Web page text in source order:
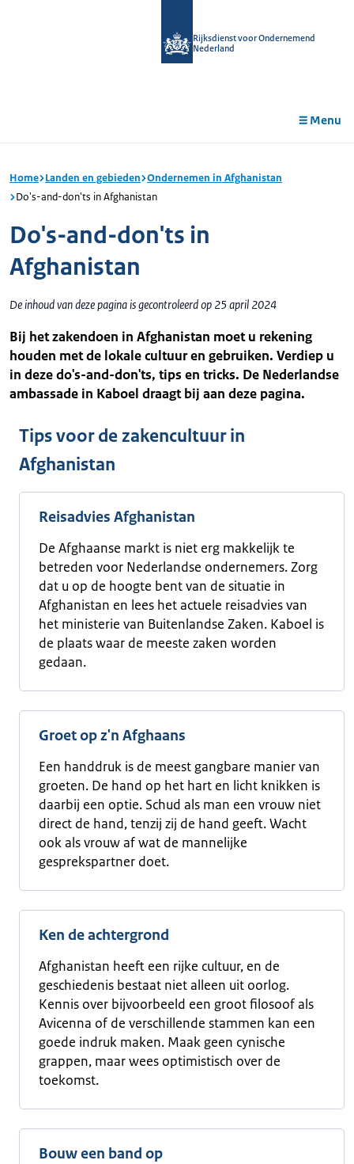
Rijksdienst voor Ondernemend
Nederland
Menu
Home Landen en gebieden Ondernemen in Afghanistan
Do's-and-don'ts in Afghanistan
Do's-and-don'ts in
Afghanistan
De inhoud van deze pagina is gecontroleerd op 25 april 2024
Bij het zakendoen in Afghanistan moet u rekening
houden met de lokale cultuur en gebruiken. Verdiep u
in deze do's-and-don'ts, tips en tricks. De Nederlandse
ambassade in Kaboel draagt bij aan deze pagina.
Tips voor de zakencultuur in
Afghanistan
Reisadvies Afghanistan
De Afghaanse markt is niet erg makkelijk te
betreden voor Nederlandse ondernemers. Zorg
dat u op de hoogte bent van de situatie in
Afghanistan en lees het actuele reisadvies van
het ministerie van Buitenlandse Zaken. Kaboel is
de plaats waar de meeste zaken worden
gedaan.
Groet op z'n Afghaans
Een handdruk is de meest gangbare manier van
groeten. De hand op het hart en licht knikken is
daarbij een optie. Schud als man een vrouw niet
direct de hand, tenzij zij de hand geeft. Wacht
ook als vrouw af wat de mannelijke
gesprekspartner doet.
Ken de achtergrond
Afghanistan heeft een rijke cultuur, en de
geschiedenis bestaat niet alleen uit oorlog.
Kennis over bijvoorbeeld een groot filosoof als
Avicenna of de verschillende stammen kan een
goede indruk maken. Maak geen cynische
grappen, maar wees optimistisch over de
toekomst.
Bouw een band op